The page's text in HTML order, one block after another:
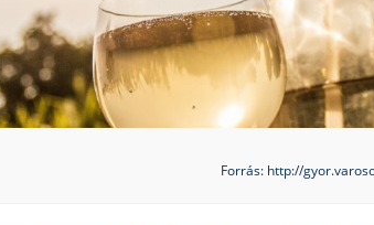
Forrás: http://